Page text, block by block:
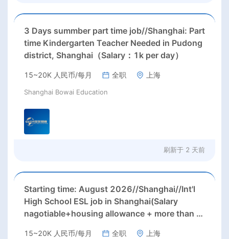
3 Days summber part time job//Shanghai: Part
time Kindergarten Teacher Needed in Pudong
district, Shanghai（Salary：1k per day）
15~20K 人民币/每月 全职 上海
Shanghai Bowai Education
刷新于 2 天前
Starting time: August 2026//Shanghai//Int'l
High School ESL job in Shanghai(Salary
nagotiable+housing allowance + more than 3
15~20K 人民币/每月 全职 上海